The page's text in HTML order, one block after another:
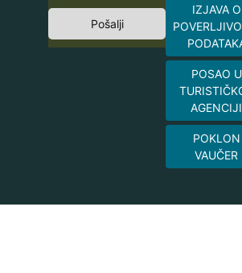
Pošalji
IZJAVA O
POSAO U
AGENCIJI
POKLON
VAUČER